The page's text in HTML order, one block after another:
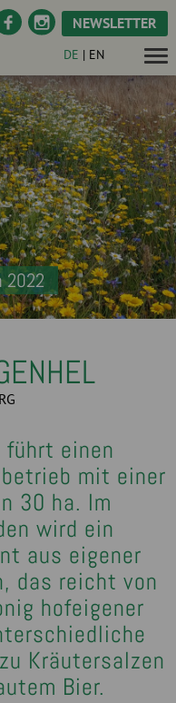
NEWSLETTER
DE | EN
2022
führt einen
mit einer
30 ha. Im
wird ein
aus eigener
das reicht von
hofeigener
Kräutersalzen
Bier.